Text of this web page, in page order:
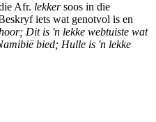
Afr. lekkersoos in die
iets wat genotvol is en
Dit is 'n lekke webtuiste wat
bied; Hulle is 'n lekke